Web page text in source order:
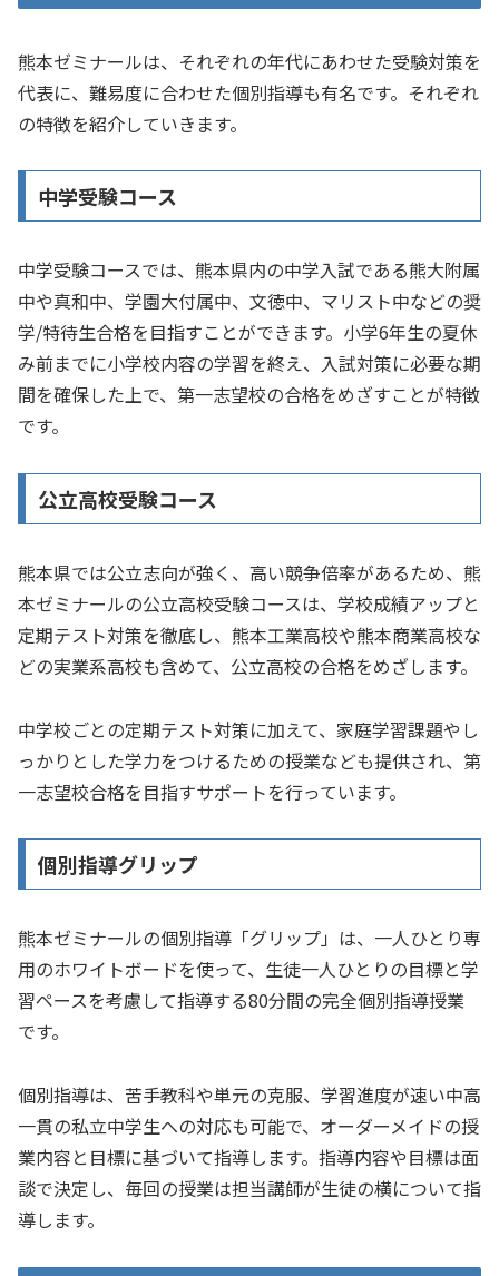
熊本ゼミナールは、それぞれの年代にあわせた受験対策を
代表に、難易度に合わせた個別指導も有名です。それぞれ
の特徴を紹介していきます。
中学受験コース
中学受験コースでは、熊本県内の中学入試である熊大附属
中や真和中、学園大付属中、文徳中、マリスト中などの奨
学/特待生合格を目指すことができます。小学6年生の夏休
み前までに小学校内容の学習を終え、入試対策に必要な期
間を確保した上で、第一志望校の合格をめざすことが特徴
です。
公立高校受験コース
熊本県では公立志向が強く、高い競争倍率があるため、熊
本ゼミナールの公立高校受験コースは、学校成績アップと
定期テスト対策を徹底し、熊本工業高校や熊本商業高校な
どの実業系高校も含めて、公立高校の合格をめざします。
中学校ごとの定期テスト対策に加えて、家庭学習課題やし
っかりとした学力をつけるための授業なども提供され、第
一志望校合格を目指すサポートを行っています。
個別指導グリップ
熊本ゼミナールの個別指導「グリップ」は、一人ひとり専
用のホワイトボードを使って、生徒一人ひとりの目標と学
習ペースを考慮して指導する80分間の完全個別指導授業
です。
個別指導は、苦手教科や単元の克服、学習進度が速い中高
一貫の私立中学生への対応も可能で、オーダーメイドの授
業内容と目標に基づいて指導します。指導内容や目標は面
談で決定し、毎回の授業は担当講師が生徒の横について指
導します。